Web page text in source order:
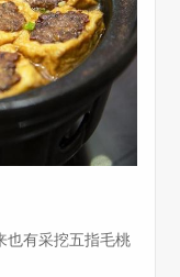
也有采挖五指毛桃